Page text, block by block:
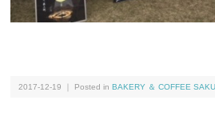
2017-12-19 ｜ Posted in BAKERY ＆ COFFEE